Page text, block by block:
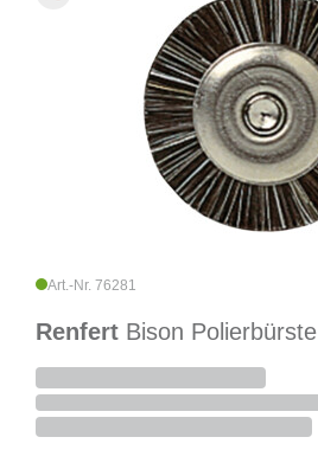
Art.-Nr. 76281
Renfert Bison Polierbürste